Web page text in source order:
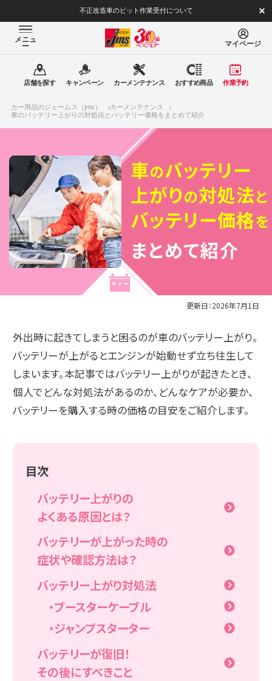
不正改造車のピット作業受付について
メニュ
ー マイページ
店舗を探す キャンペーン カーメンテナンス おすすめ商品 作業予約
カー用品のジェームス（jms）
カーメンテナンス
車のバッテリー上がりの対処法とバッテリー価格をまとめて紹介
車のバッテリー
上がりの対処法と
バッテリー価格を
まとめて紹介
更新日：2026年7月1日
外出時に起きてしまうと困るのが車のバッテリー上がり。
バッテリーが上がるとエンジンが始動せず立ち往生して
しまいます。本記事ではバッテリー上がりが起きたとき、
個人でどんな対処法があるのか、どんなケアが必要か、
バッテリーを購入する時の価格の目安をご紹介します。
目次
バッテリー上がりの
よくある原因とは？
バッテリーが上がった時の
症状や確認方法は？
バッテリー上がり対処法
・ブースターケーブル
・ジャンプスターター
バッテリーが復旧！
その後にすべきこと